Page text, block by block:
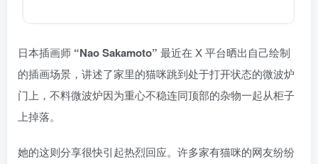
日本插画师 “Nao Sakamoto” 最近在 X 平台晒出自己绘制
的插画场景，讲述了家里的猫咪跳到处于打开状态的微波炉
门上，不料微波炉因为重心不稳连同顶部的杂物一起从柜子
上掉落。
她的这则分享很快引起热烈回应。许多家有猫咪的网友纷纷